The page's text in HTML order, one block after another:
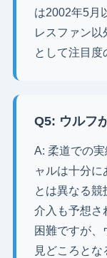
は2002年5月
レスファン
として注目度
Q5: ウルフ
A: 柔道での
ャルは十分に
とは異なる
介入も予想さ
困難ですが
見どころとな